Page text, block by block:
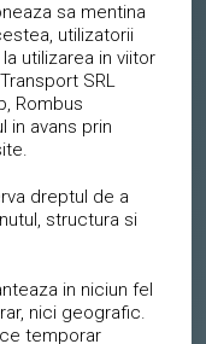
sa mentina
utilizatorii
utilizarea in viitor
SRL
Rombus
in avans prin
dreptul de a
structura si
in niciun fel
nici geografic.
temporar